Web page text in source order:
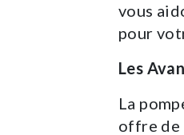
vous
pour
Les
La
offre de